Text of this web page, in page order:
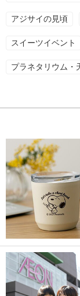
アジサイの見頃
スイーツイベント
プラネタリウム・